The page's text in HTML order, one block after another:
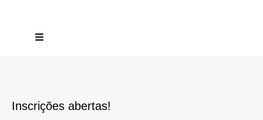
Inscrições abertas!